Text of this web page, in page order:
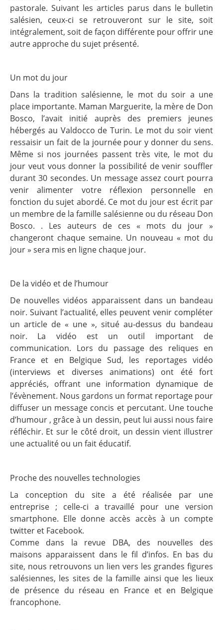
pastorale. Suivant les articles parus dans le bulletin
salésien, ceux-ci se retrouveront sur le site, soit
intégralement, soit de façon différente pour offrir une
autre approche du sujet présenté.
Un mot du jour
Dans la tradition salésienne, le mot du soir a une
place importante. Maman Marguerite, la mère de Don
Bosco, l’avait initié auprès des premiers jeunes
hébergés au Valdocco de Turin. Le mot du soir vient
ressaisir un fait de la journée pour y donner du sens.
Même si nos journées passent très vite, le mot du
jour veut vous donner la possibilité de venir souffler
durant 30 secondes. Un message assez court pourra
venir alimenter votre réflexion personnelle en
fonction du sujet abordé. Ce mot du jour est écrit par
un membre de la famille salésienne ou du réseau Don
Bosco. . Les auteurs de ces « mots du jour »
changeront chaque semaine. Un nouveau « mot du
jour » sera mis en ligne chaque jour.
De la vidéo et de l’humour
De nouvelles vidéos apparaissent dans un bandeau
noir. Suivant l’actualité, elles peuvent venir compléter
un article de « une », situé au-dessus du bandeau
noir. La vidéo est un outil important de
communication. Lors du passage des reliques en
France et en Belgique Sud, les reportages vidéo
(interviews et diverses animations) ont été fort
appréciés, offrant une information dynamique de
l’évènement. Nous gardons un format reportage pour
diffuser un message concis et percutant. Une touche
d’humour , grâce à un dessin, peut lui aussi nous faire
réfléchir. Et sur le côté droit, un dessin vient illustrer
une actualité ou un fait éducatif.
Proche des nouvelles technologies
La conception du site a été réalisée par une
entreprise ; celle-ci a travaillé pour une version
smartphone. Elle donne accès accès à un compte
twitter et Facebook.
Comme dans la revue DBA, des nouvelles des
maisons apparaissent dans le fil d’infos. En bas du
site, nous retrouvons un lien vers les grandes figures
salésiennes, les sites de la famille ainsi que les lieux
de présence du réseau en France et en Belgique
francophone.